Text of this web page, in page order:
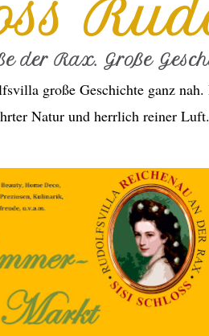
der Rax. Große
große Geschichte ganz
Natur und herrlich reiner Luft.